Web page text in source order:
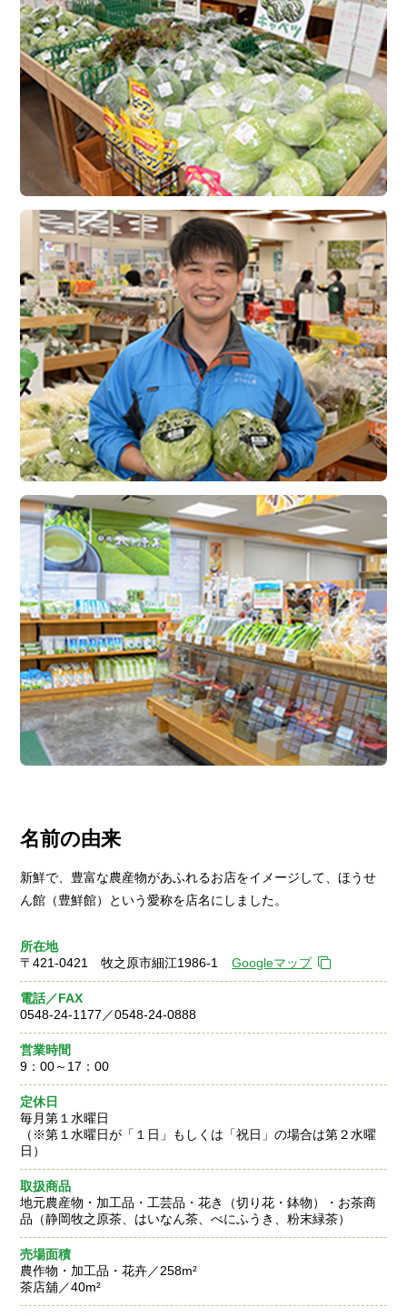
名前の由来
新鮮で、豊富な農産物があふれるお店をイメージして、ほうせ
ん館（豊鮮館）という愛称を店名にしました。
所在地
〒421-0421 牧之原市細江1986-1
Googleマップ
電話／FAX
0548-24-1177／0548-24-0888
営業時間
9：00～17：00
定休日
毎月第１水曜日
（※第１水曜日が「１日」もしくは「祝日」の場合は第２水曜
日）
取扱商品
地元農産物・加工品・工芸品・花き（切り花・鉢物）・お茶商
品（静岡牧之原茶、はいなん茶、べにふうき、粉末緑茶）
売場面積
農作物・加工品・花卉／258m²
茶店舖／40m²